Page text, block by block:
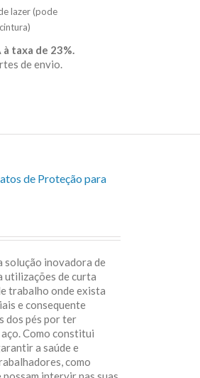
lazer (pode
taxa de 23%.
de envio.
de Proteção para
solução inovadora de
utilizações de curta
trabalho onde exista
e consequente
dos pés por ter
Como constitui
a saúde e
como